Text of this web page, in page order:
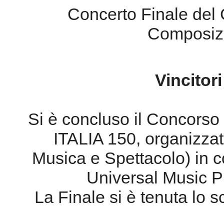
Concerto Finale del
Si è concluso il
ITALIA 150,
Musica e Spettacolo) in
Universal Music
La Finale si è tenuta lo